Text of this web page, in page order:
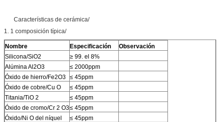
Características de cerámica/
1. 1 composición típica/
Nombre Especificación
Observación
Silicona/SiO2
≥ 99. el 8%
Alúmina Al2O3
≤ 2000ppm
Óxido de hierro/Fe2O3 ≤ 45ppm
Óxido de cobre/Cu O
≤ 45ppm
Titania/TiO 2
≤ 45ppm
Óxido de cromo/Cr 2 O3≤ 45ppm
Óxido/Ni O del níquel
≤ 45ppm